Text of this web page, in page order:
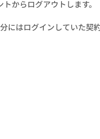
からログアウトします。
にはログインしていた契